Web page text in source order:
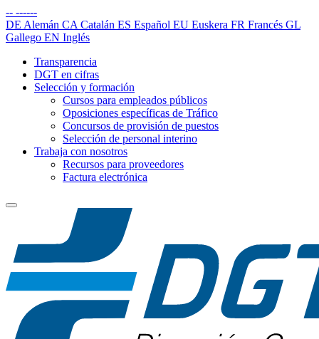
-- ------
DE Alemán CA Catalán ES Español EU Euskera FR Francés GL
Gallego EN Inglés
Transparencia
DGT en cifras
Selección y formación
Cursos para empleados públicos
Oposiciones específicas de Tráfico
Concursos de provisión de puestos
Selección de personal interino
Trabaja con nosotros
Recursos para proveedores
Factura electrónica